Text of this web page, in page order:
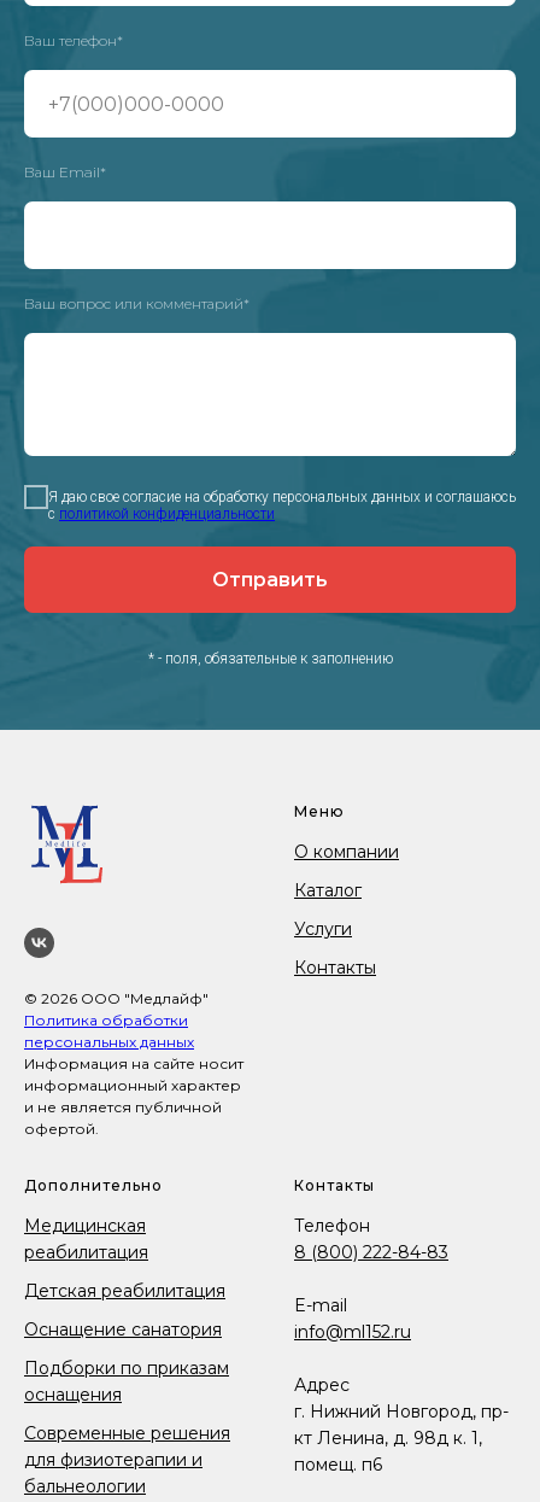
Ваш телефон*
Ваш Email*
Ваш вопрос или комментарий*
Я даю свое согласие на обработку персональных данных и соглашаюсь
с политикой конфиденциальности
Отправить
* - поля, обязательные к заполнению
© 2026 ООО "Медлайф"
Политика обработки
персональных данных
Информация на сайте носит
информационный характер
и не является публичной
офертой.
Меню
О компании
Каталог
Услуги
Контакты
Дополнительно
Медицинская
реабилитация
Детская реабилитация
Оснащение санатория
Подборки по приказам
оснащения
Современные решения
для физиотерапии и
бальнеологии
Контакты
Телефон
8 (800) 222-84-83
E-mail
info@ml152.ru
Адрес
г. Нижний Новгород, пр-
кт Ленина, д. 98д к. 1,
помещ. п6